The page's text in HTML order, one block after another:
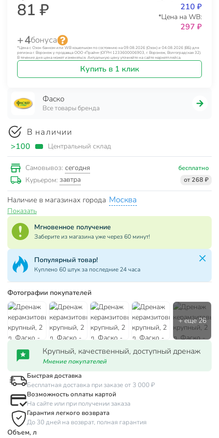
81 ₽ 210 ₽
*Цена на WB:
297 ₽
+ 4бонуса
*Цена с Озон банком или WB кошельком по состоянию на 09.08.2026 (Озон) и 04.08.2026 (ВБ) для
региона г. Воронеж у продавца ООО «Прайм» (ОГРН 1233600006903, г. Воронеж, Волгоградская 32).
В течение дня цена может изменяться. Актуальную цену уточняйте на сайте маркетплейса.
Купить в 1 клик
Фаско
Все товары бренда
В наличии
>100 Центральный склад
Самовывоз: сегодня бесплатно
Курьером: завтра от 268 ₽
Наличие в магазинах города Москва
Показать
Мгновенное получение
Заберите из магазина уже через 60 минут!
Популярный товар!
Куплено 60 штук за последние 24 часа
Фотографии покупателей
Крупный, качественный, доступный дренаж
Мнение покупателей
Быстрая доставка
Бесплатная доставка при заказе от 3 000 ₽
Возможность оплаты картой
На сайте или при получении заказа
Гарантия легкого возврата
До 30 дней на возврат, полная гарантия
Объем, л